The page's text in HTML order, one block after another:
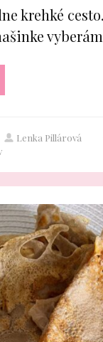
krehké
Lenka Pillárová